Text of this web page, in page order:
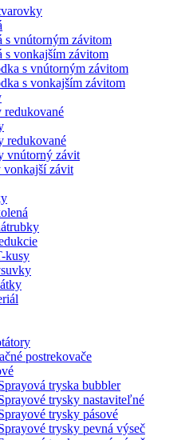
s vnútorným závitom
s vonkajším závitom
s vnútorným závitom
s vonkajším závitom
redukované
redukované
vnútorný závit
vonkajší závit
kusy
postrekovače
tryska bubbler
trysky nastaviteľné
trysky pásové
trysky pevná výseč